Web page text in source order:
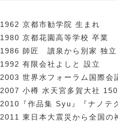
1962 京都市勧学院 生まれ
1980 京都花園高等学校 卒業
1986 師匠 讀泉から別家 独立
1992 有限会社よしと 設立
2003 世界水フォーラム国際会
2007 小樽 水天宮多賀大社
2010『作品集 Syu』『ナノテ
2011 東日本大震災から全国の